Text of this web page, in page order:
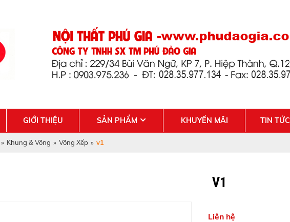
GIỚI THIỆU SẢN PHẨM KHUYẾN MÃI TIN TỨC
» Khung & Võng » Võng Xếp » v1
V1
Liên hệ